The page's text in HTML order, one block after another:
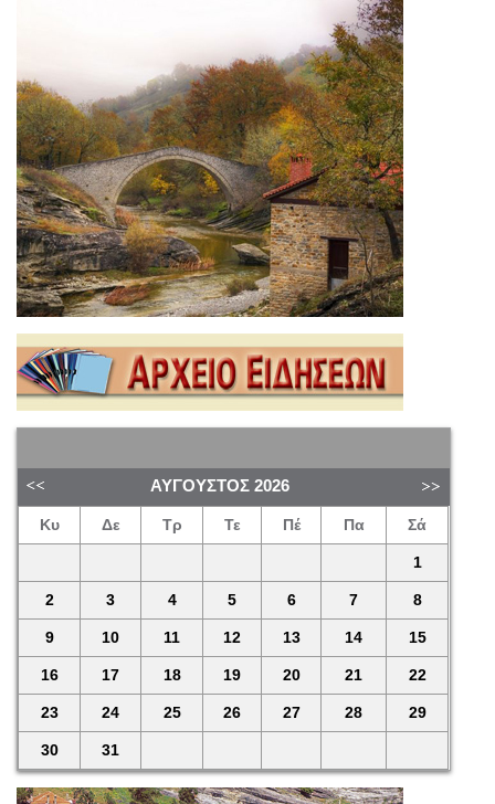
ΑΎΓΟΥΣΤΟΣ 2026
Κυ Δε Τρ Τε Πέ Πα Σά
1
2 3 4 5 6 7 8
9 10 11 12 13 14 15
16 17 18 19 20 21 22
23 24 25 26 27 28 29
30 31